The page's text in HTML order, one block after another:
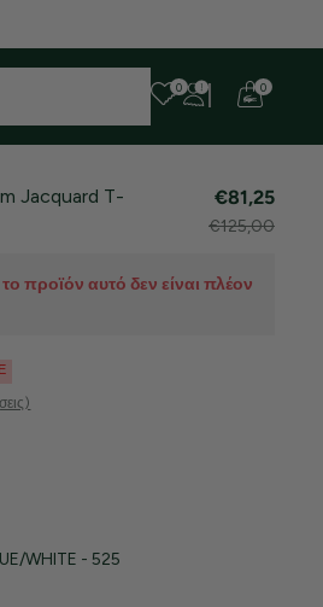
0 0
Jacquard T-
€81,25
€125,00
προϊόν αυτό δεν είναι πλέον
WHITE - 525